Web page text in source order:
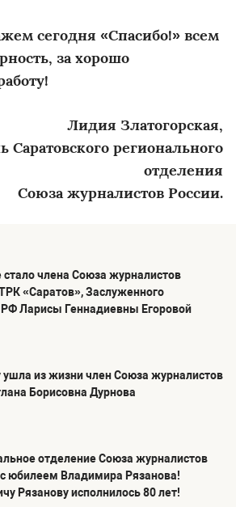
сегодня «Спасибо!» всем
за хорошо
Лидия Златогорская,
Саратовского регионального
отделения
Союза журналистов России.
стало члена Союза журналистов
«Саратов», Заслуженного
РФ Ларисы Геннадиевны Егоровой
ушла из жизни член Союза журналистов
Борисовна Дурнова
отделение Союза журналистов
с юбилеем Владимира Рязанова!
Рязанову исполнилось 80 лет!